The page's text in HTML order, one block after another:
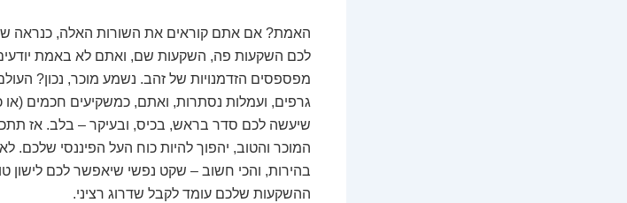
האמת? אם אתם קוראים את השורות האלה, כנראה
לכם השקעות פה, השקעות שם, ואתם לא באמת יודעים
מפספסים הזדמנויות של זהב. נשמע מוכר, נכון?
גרפים, ועמלות נסתרות, ואתם, כמשקיעים חכמים (או
שיעשה לכם סדר בראש, בכיס, ובעיקר – בלב. אז
המוכר והטוב, יהפוך להיות כוח העל הפיננסי שלכם.
בהירות, והכי חשוב – שקט נפשי שיאפשר לכם לישון
ההשקעות שלכם עומד לקבל שדרוג רציני.